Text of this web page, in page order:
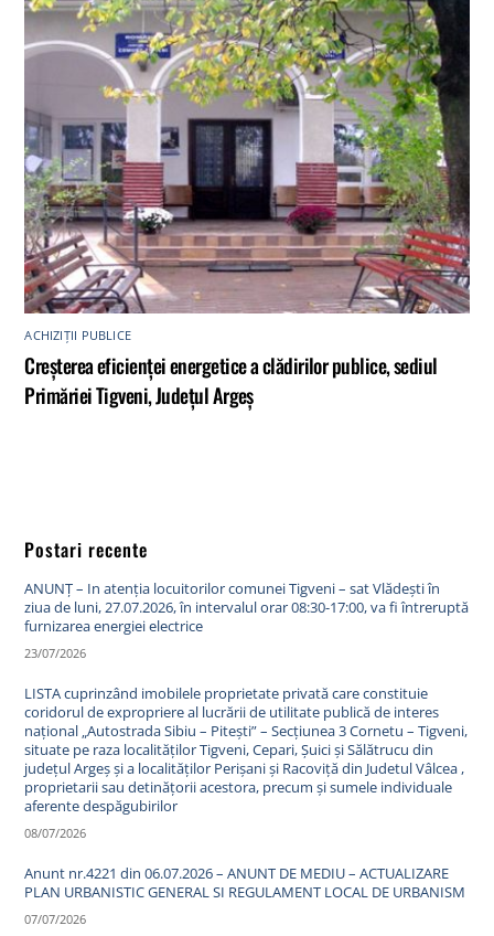
ACHIZIȚII PUBLICE
Creșterea eficienței energetice a clădirilor publice, sediul
Primăriei Tigveni, Județul Argeș
Postari recente
ANUNȚ – In atenția locuitorilor comunei Tigveni – sat Vlădești în
ziua de luni, 27.07.2026, în intervalul orar 08:30-17:00, va fi întreruptă
furnizarea energiei electrice
23/07/2026
LISTA cuprinzând imobilele proprietate privată care constituie
coridorul de expropriere al lucrării de utilitate publică de interes
național „Autostrada Sibiu – Pitești” – Secțiunea 3 Cornetu – Tigveni,
situate pe raza localităților Tigveni, Cepari, Șuici și Sălătrucu din
județul Argeș și a localităților Perișani și Racoviță din Judetul Vâlcea ,
proprietarii sau detinățorii acestora, precum și sumele individuale
aferente despăgubirilor
08/07/2026
Anunt nr.4221 din 06.07.2026 – ANUNT DE MEDIU – ACTUALIZARE
PLAN URBANISTIC GENERAL SI REGULAMENT LOCAL DE URBANISM
07/07/2026